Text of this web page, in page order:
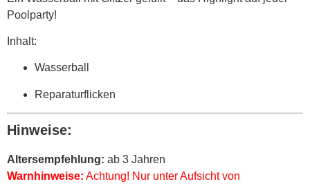
Poolparty!
Inhalt:
Wasserball
Reparaturflicken
Hinweise:
Altersempfehlung: ab 3 Jahren
Warnhinweise: Achtung! Nur unter Aufsicht von